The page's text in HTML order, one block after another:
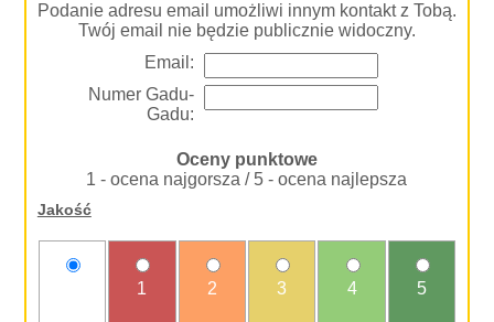
Podanie adresu email umożliwi innym kontakt z Tobą.
Twój email nie będzie publicznie widoczny.
Email:
Numer Gadu-
Gadu:
Oceny punktowe
1 - ocena najgorsza / 5 - ocena najlepsza
Jakość
1 2 3 4 5